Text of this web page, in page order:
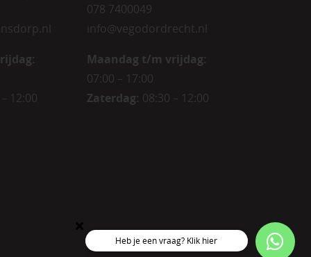
:
12:00
078 7400049
info@vegodordrecht.nl
Maandag t/m vrijdag:
07:00 – 17:00
Zaterdag: 08:30 – 12:00
Heb je een vraag? Klik hier